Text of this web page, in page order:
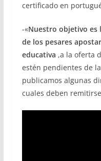
certificado en
-«Nuestro objetivo es
de los pesares
educativa ,a la oferta
estén pendientes de
publicamos algunas
cuales deben